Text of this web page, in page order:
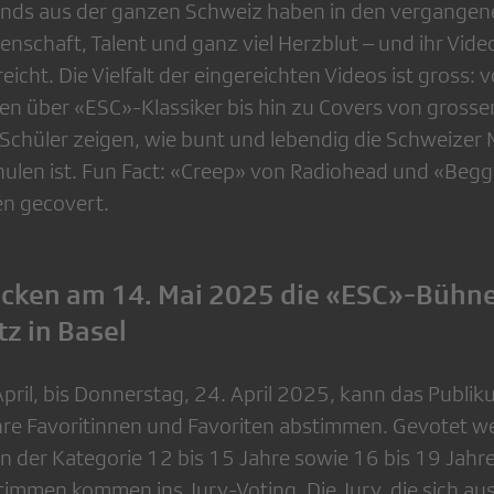
aus der ganzen Schweiz haben in den
Talent und ganz viel Herzblut – und ihr
Die Vielfalt der eingereichten Videos ist gross:
über «ESC»-Klassiker bis hin zu Covers von
zeigen, wie bunt und lebendig die Schweizer
ist. Fun Fact: «Creep» von Radiohead und
gecovert.
am 14. Mai 2025 die «ESC»-
in Basel
bis Donnerstag, 24. April 2025, kann das
Favoritinnen und Favoriten abstimmen. Gevotet
der Kategorie 12 bis 15 Jahre sowie 16 bis 19